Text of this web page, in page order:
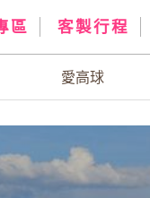
區 客製行程
愛高球